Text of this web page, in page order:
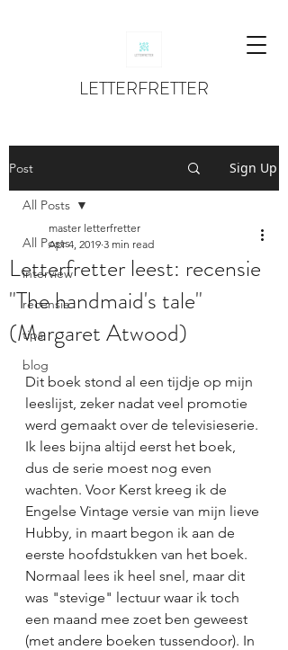
LETTERFRETTER
Post Sign Up
All Posts
interview
recensie
tips
blog
All Posts
Letterfretter leest: recensie
"The handmaid's tale"
(Margaret Atwood)
master letterfretter
Apr 4, 2019 3 min read
Dit boek stond al een tijdje op mijn
leeslijst, zeker nadat veel promotie
werd gemaakt over de televisieserie.
Ik lees bijna altijd eerst het boek,
dus de serie moest nog even
wachten. Voor Kerst kreeg ik de
Engelse Vintage versie van mijn lieve
Hubby, in maart begon ik aan de
eerste hoofdstukken van het boek.
Normaal lees ik heel snel, maar dit
was "stevige" lectuur waar ik toch
een maand mee zoet ben geweest
(met andere boeken tussendoor). In